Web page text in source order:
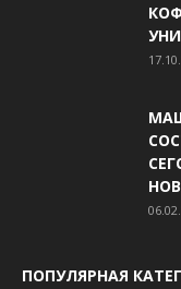
ПОПУЛЯРНАЯ